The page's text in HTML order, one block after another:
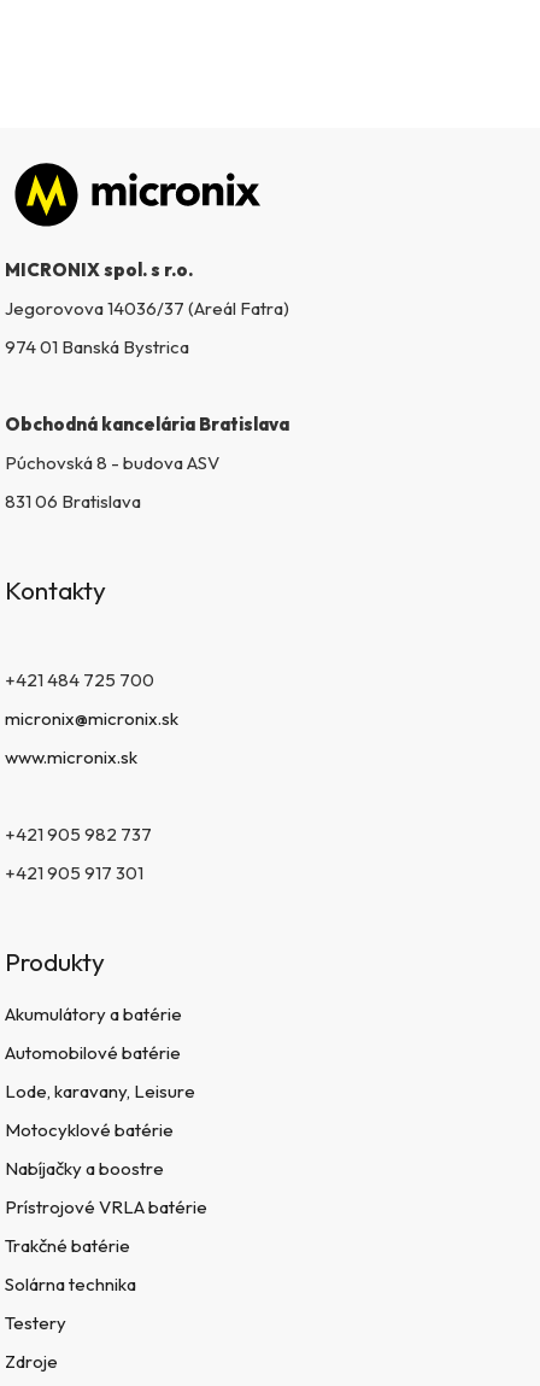
Zápätie
MICRONIX spol. s r.o.
Jegorovova 14036/37 (Areál Fatra)
974 01 Banská Bystrica
Obchodná kancelária Bratislava
Púchovská 8 - budova ASV
831 06 Bratislava
Kontakty
+421 484 725 700
micronix@micronix.sk
www.micronix.sk
+421 905 982 737
+421 905 917 301
Produkty
Akumulátory a batérie
Automobilové batérie
Lode, karavany, Leisure
Motocyklové batérie
Nabíjačky a boostre
Prístrojové VRLA batérie
Trakčné batérie
Solárna technika
Testery
Zdroje